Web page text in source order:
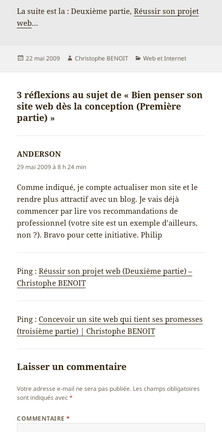
La suite est la : Deuxième partie,Réussir son projet
web…
Publié
22 mai 2009 Auteur
Christophe BENOIT Catégories
Web et Internet
3 réflexions au sujet de « Bien penser son
site web dès la conception (Première
partie) »
ANDERSON
29 mai 2009 à 8 h 24 min
Comme indiqué, je compte actualiser mon site et le
rendre plus attractif avec un blog. Je vais déjà
commencer par lire vos recommandations de
professionnel (votre site est un exemple d’ailleurs,
non ?). Bravo pour cette initiative. Philip
Ping :Réussir son projet web (Deuxième partie) –
Christophe BENOIT
Ping :Concevoir un site web qui tient ses promesses
(troisième partie) | Christophe BENOIT
Laisser un commentaire
Votre adresse e-mail ne sera pas publiée. Les champs obligatoires
sont indiqués avec*
COMMENTAIRE*